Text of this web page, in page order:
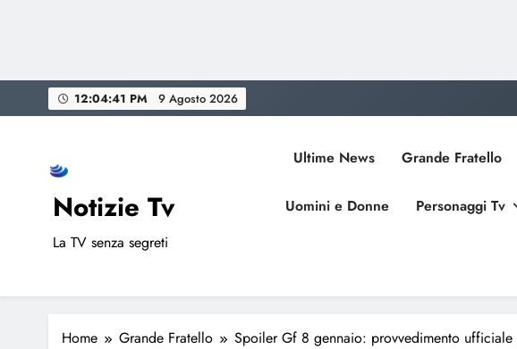
to
12:04:43 PM 9 Agosto 2026
Notizie Tv
La TV senza segreti
Ultime News Grande Fratello
Uomini e Donne Personaggi Tv
Home Grande Fratello Spoiler Gf 8 gennaio: provvedimento ufficiale